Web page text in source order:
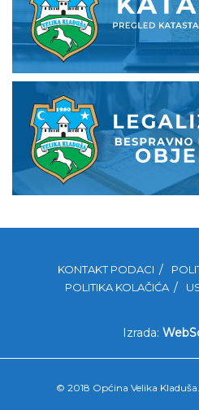
KONTAKT PODACI
POLITIKA KOLAČIĆA
Izrada:
© 2018 Općina Velika